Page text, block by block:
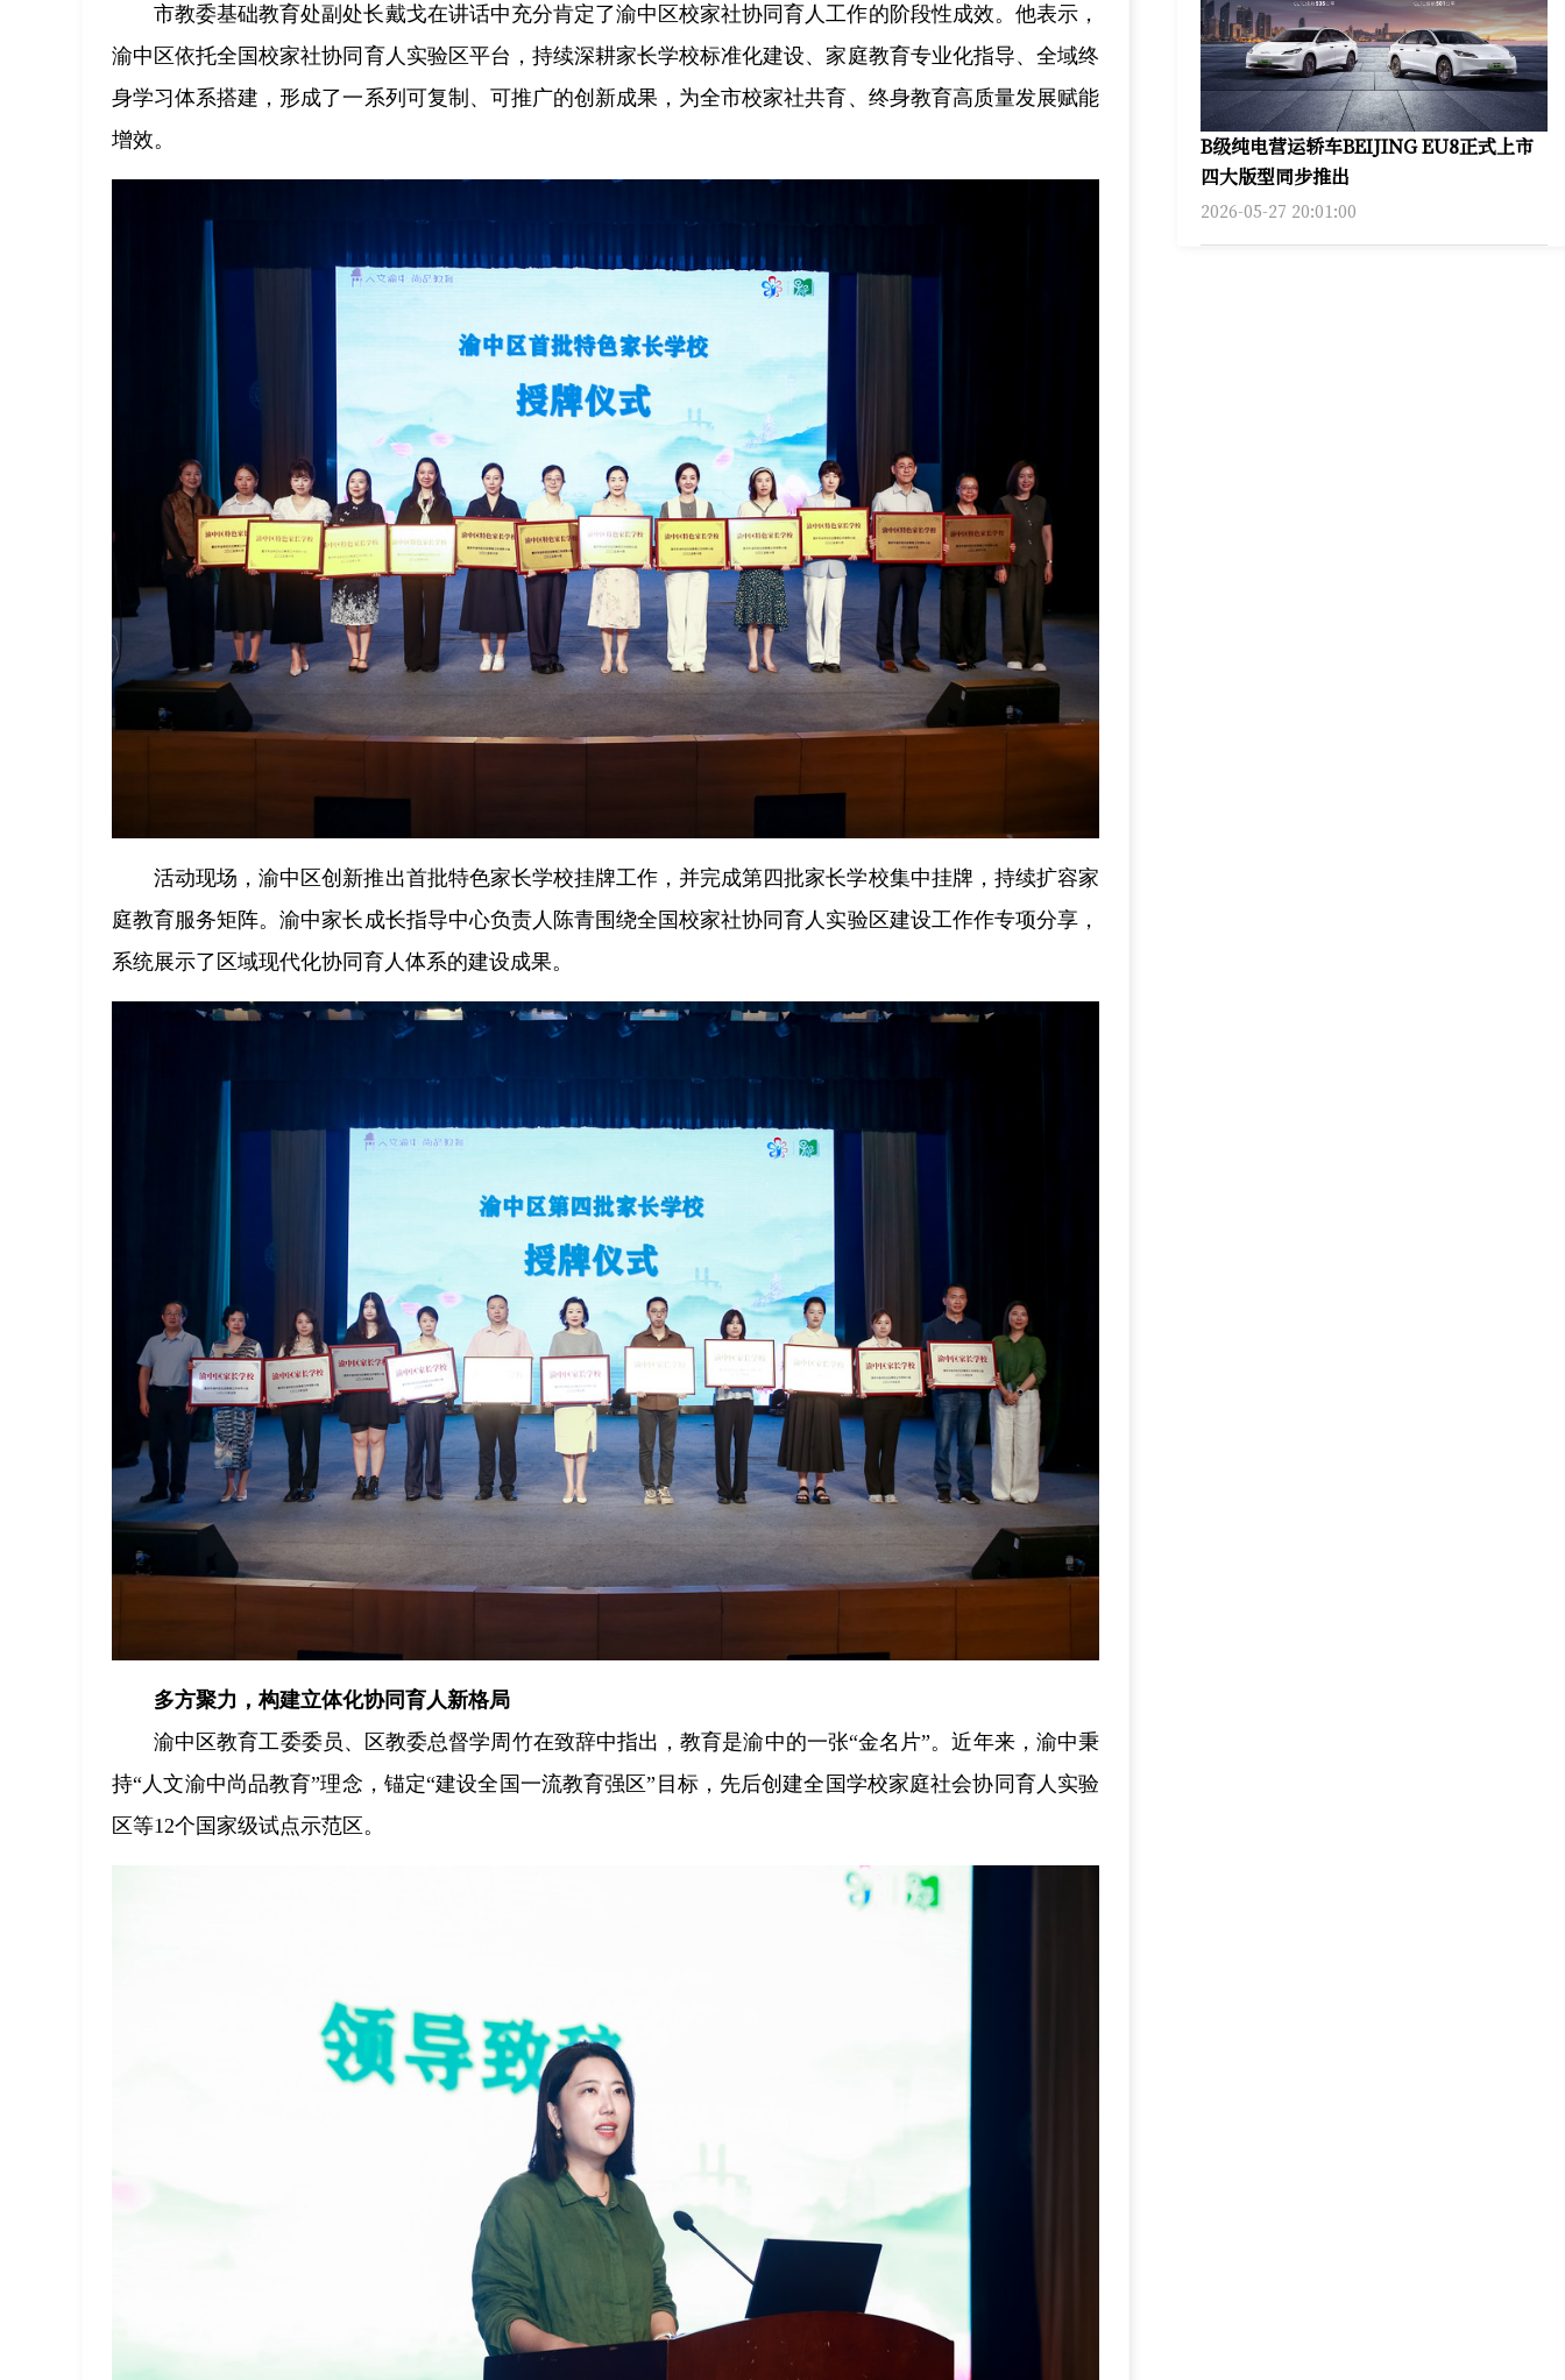
市教委基础教育处副处长戴戈在讲话中充分肯定了渝中区校家社协同育人工作的阶段性成效。他表示，
渝中区依托全国校家社协同育人实验区平台，持续深耕家长学校标准化建设、家庭教育专业化指导、全域终
身学习体系搭建，形成了一系列可复制、可推广的创新成果，为全市校家社共育、终身教育高质量发展赋能
增效。
活动现场，渝中区创新推出首批特色家长学校挂牌工作，并完成第四批家长学校集中挂牌，持续扩容家
庭教育服务矩阵。渝中家长成长指导中心负责人陈青围绕全国校家社协同育人实验区建设工作作专项分享，
系统展示了区域现代化协同育人体系的建设成果。
多方聚力，构建立体化协同育人新格局
渝中区教育工委委员、区教委总督学周竹在致辞中指出，教育是渝中的一张“金名片”。近年来，渝中秉
持“人文渝中尚品教育”理念，锚定“建设全国一流教育强区”目标，先后创建全国学校家庭社会协同育人实验
区等12个国家级试点示范区。
B级纯电营运轿车BEIJING EU8正式上市
四大版型同步推出
2026-05-27 20:01:00